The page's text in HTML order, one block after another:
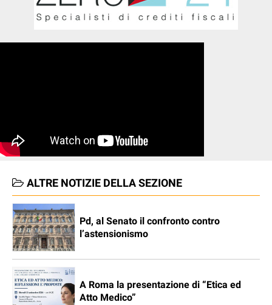
ALTRE NOTIZIE DELLA SEZIONE
Pd, al Senato il confronto contro
l’astensionismo
A Roma la presentazione di “Etica ed
Atto Medico”